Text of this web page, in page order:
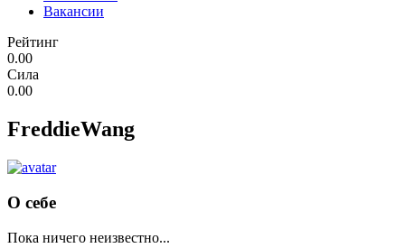
Вакансии
Рейтинг
0.00
Сила
0.00
FreddieWang
О себе
Пока ничего неизвестно...